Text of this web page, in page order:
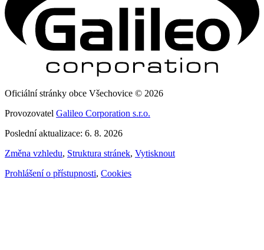
Oficiální stránky obce Všechovice © 2026
Provozovatel Galileo Corporation s.r.o.
Poslední aktualizace: 6. 8. 2026
Změna vzhledu, Struktura stránek, Vytisknout
Prohlášení o přístupnosti, Cookies